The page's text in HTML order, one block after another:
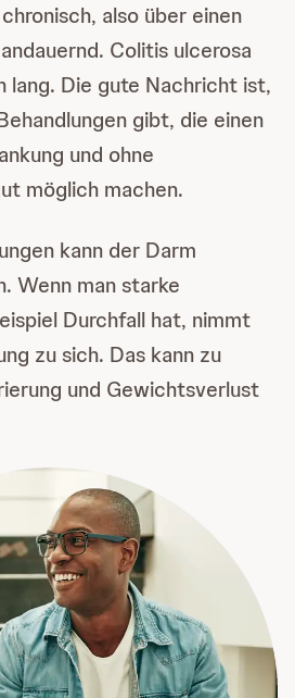
also über einen
Colitis ulcerosa
lang. Die gute Nachricht ist,
gibt, die einen
und ohne
möglich machen.
kann der Darm
Wenn man starke
Durchfall hat, nimmt
zu sich. Das kann zu
und Gewichtsverlust